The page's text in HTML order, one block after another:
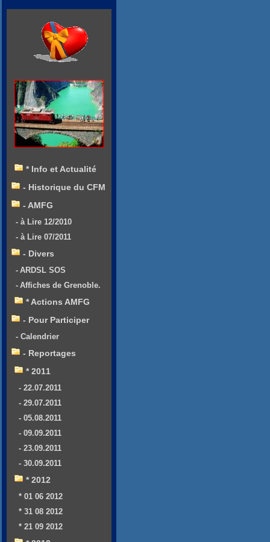
* Info et Actualité
- Historique du CFM
- AMFG
- à Lire 12/2010
- à Lire 07/2011
- Divers
- ARDSL SOS
- Affiches de Grenoble.
* Actions AMFG
- Pour Participer
- Calendrier
- Reportages
* 2011
- 22.07.2011
- 29.07.2011
- 05.08.2011
- 09.09.2011
- 23.09.2011
- 30.09.2011
* 2012
* 01 06 2012
* 31 08 2012
* 21 09 2012